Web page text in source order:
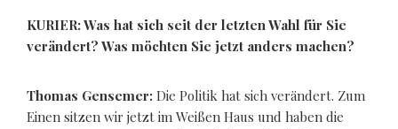
KURIER: Was hat sich seit der letzten Wahl für Sie
verändert? Was möchten Sie jetzt anders machen?
Thomas Gensemer: Die Politik hat sich verändert. Zum
Einen sitzen wir jetzt im Weißen Haus und haben die